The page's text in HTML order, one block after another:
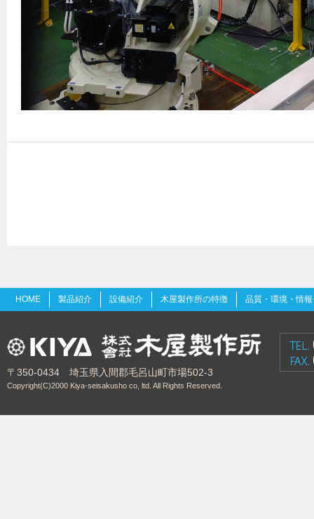
HOME 製品紹介 設備紹介 木屋製作所の特徴 品質・環境・情
〒350-0434 埼玉県入間郡毛呂山町市場502-3
Copyright(C)2000 Kiya-seisakusho co, ltd. All Rights Reserved.